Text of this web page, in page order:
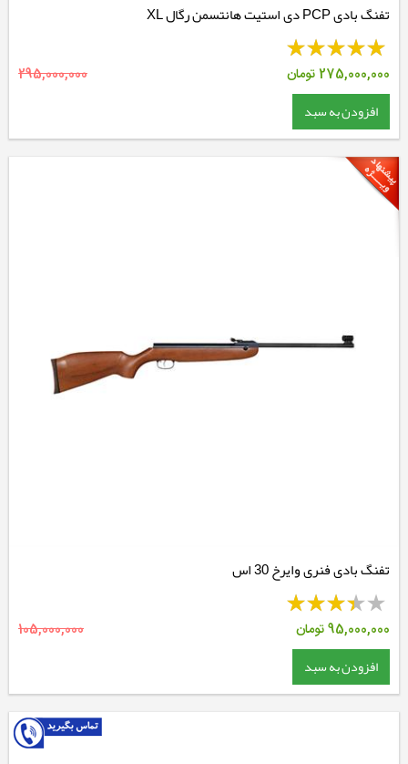
تفنگ بادی PCP دی استیت هانتسمن رگال XL
275,000,000تومان 295,000,000
افزودن به سبد
تفنگ بادی فنری وایرخ 30 اس
95,000,000تومان 105,000,000
افزودن به سبد